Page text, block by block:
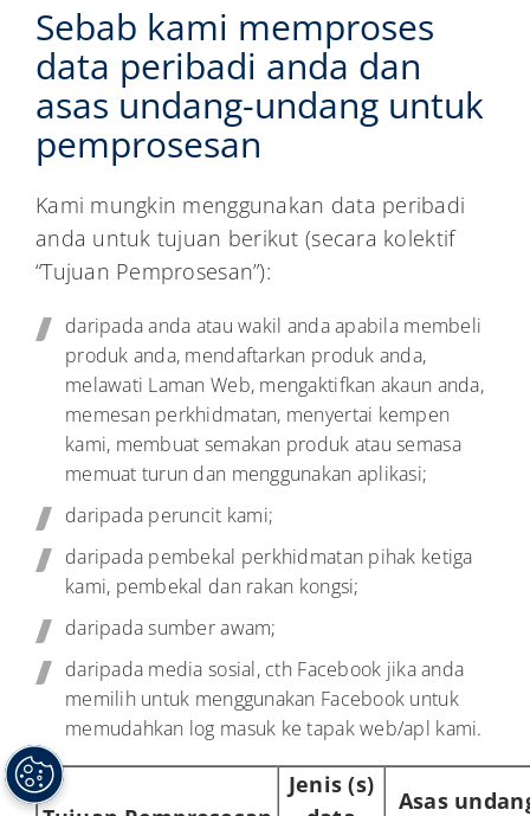
Sebab kami memproses
data peribadi anda dan
asas undang-undang untuk
pemprosesan
Kami mungkin menggunakan data peribadi
anda untuk tujuan berikut (secara kolektif
“Tujuan Pemprosesan”):
daripada anda atau wakil anda apabila membeli
produk anda, mendaftarkan produk anda,
melawati Laman Web, mengaktifkan akaun anda,
memesan perkhidmatan, menyertai kempen
kami, membuat semakan produk atau semasa
memuat turun dan menggunakan aplikasi;
daripada peruncit kami;
daripada pembekal perkhidmatan pihak ketiga
kami, pembekal dan rakan kongsi;
daripada sumber awam;
daripada media sosial, cth Facebook jika anda
memilih untuk menggunakan Facebook untuk
memudahkan log masuk ke tapak web/apl kami.
Jenis (s)
Asas